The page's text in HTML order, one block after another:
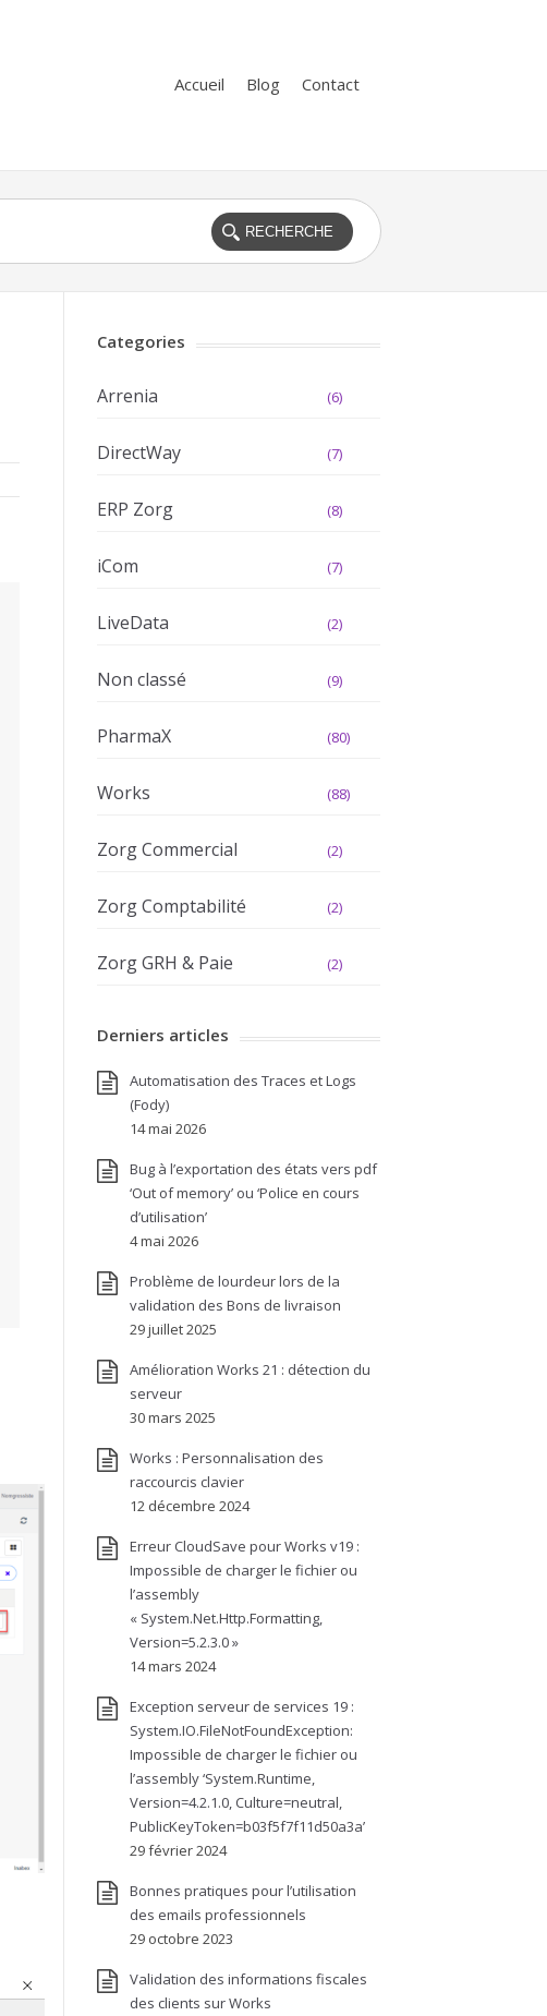
Accueil Blog Contact
Categories
Arrenia (6)
DirectWay (7)
ERP Zorg (8)
iCom (7)
LiveData (2)
Non classé (9)
PharmaX (80)
Works (88)
Zorg Commercial (2)
Zorg Comptabilité (2)
Zorg GRH & Paie (2)
Derniers articles
Automatisation des Traces et Logs
(Fody)
14 mai 2026
Bug à l’exportation des états vers pdf
‘Out of memory’ ou ‘Police en cours
d’utilisation’
4 mai 2026
Problème de lourdeur lors de la
validation des Bons de livraison
29 juillet 2025
Amélioration Works 21 : détection du
serveur
30 mars 2025
Works : Personnalisation des
raccourcis clavier
12 décembre 2024
Erreur CloudSave pour Works v19 :
Impossible de charger le fichier ou
l’assembly
« System.Net.Http.Formatting,
Version=5.2.3.0 »
14 mars 2024
Exception serveur de services 19 :
System.IO.FileNotFoundException:
Impossible de charger le fichier ou
l’assembly ‘System.Runtime,
Version=4.2.1.0, Culture=neutral,
PublicKeyToken=b03f5f7f11d50a3a’
29 février 2024
Bonnes pratiques pour l’utilisation
des emails professionnels
29 octobre 2023
Validation des informations fiscales
des clients sur Works